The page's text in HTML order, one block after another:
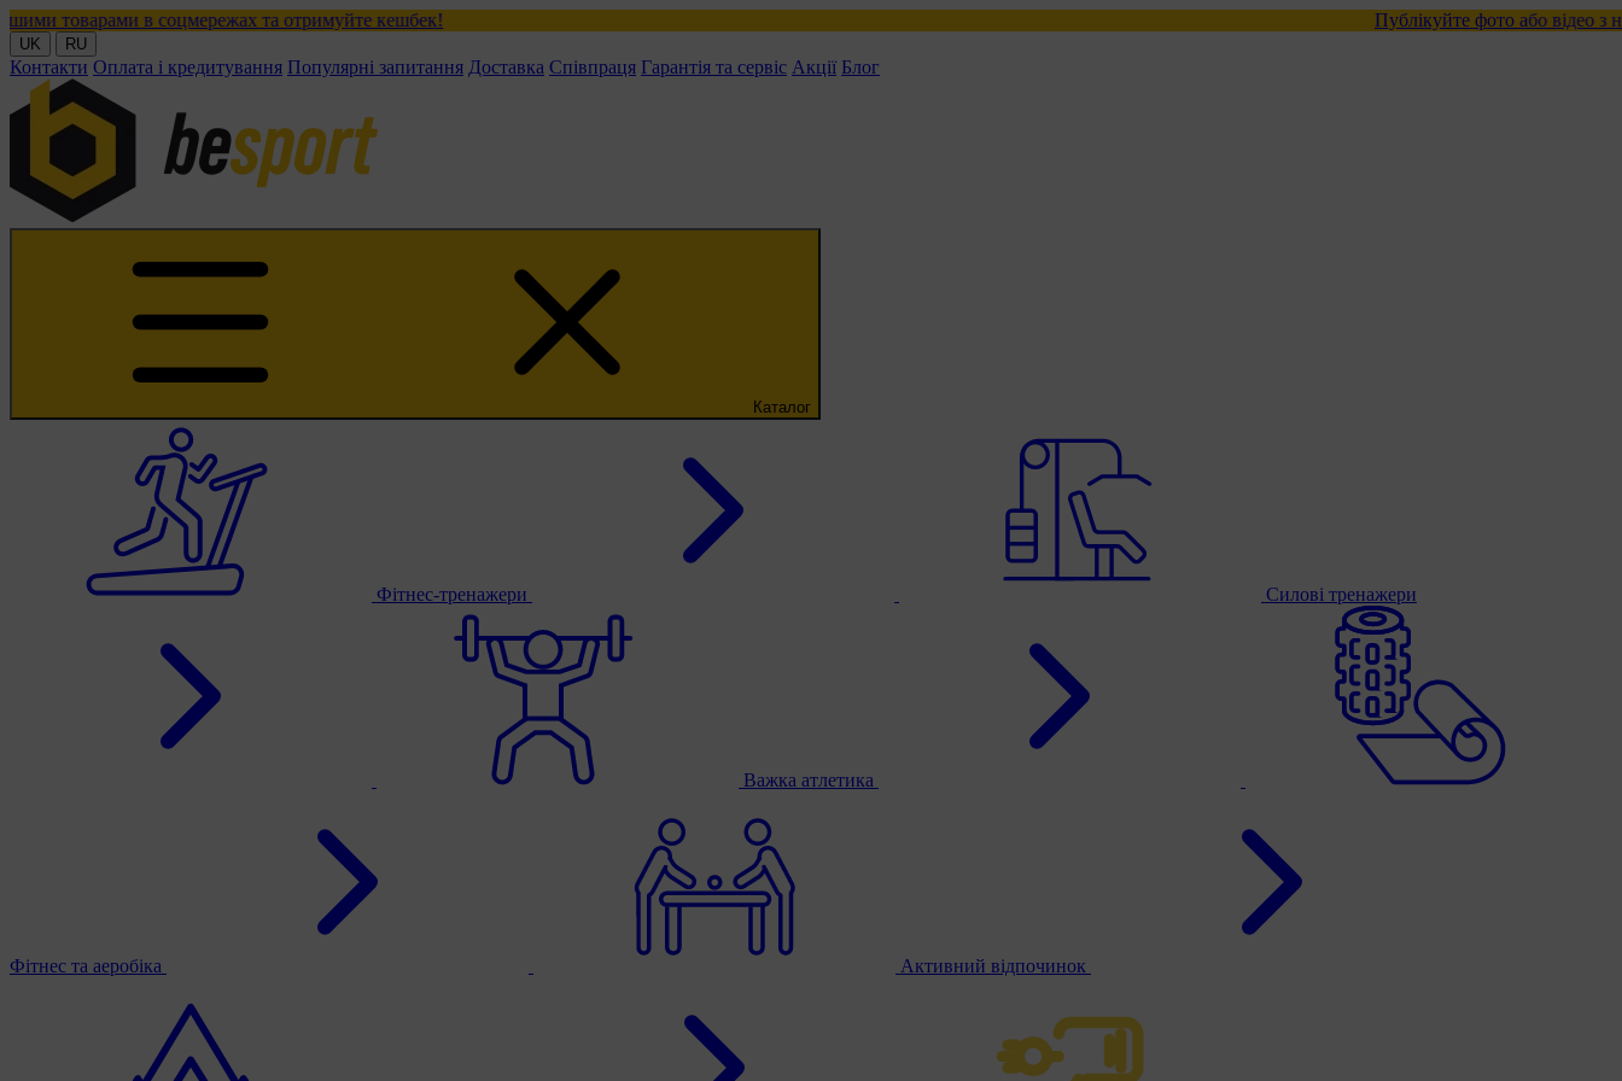
в соцмережах та отримуйте кешбек! Публікуйте фото або відео з нашими
UK RU
Контакти Оплата і кредитування Популярні запитання Доставка Співпраця Гарантія та сервіс Акції Блог
Каталог
Фітнес-тренажери Силові тренажери
Важка атлетика
Фітнес та аеробіка Активний відпочинок